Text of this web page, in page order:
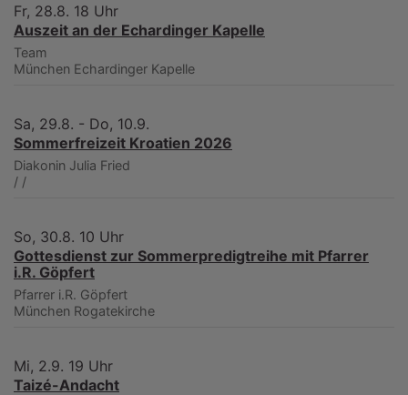
Fr, 28.8. 18 Uhr
Auszeit an der Echardinger Kapelle
Team
München Echardinger Kapelle
Sa, 29.8. - Do, 10.9.
Sommerfreizeit Kroatien 2026
Diakonin Julia Fried
/ /
So, 30.8. 10 Uhr
Gottesdienst zur Sommerpredigtreihe mit Pfarrer
i.R. Göpfert
Pfarrer i.R. Göpfert
München Rogatekirche
Mi, 2.9. 19 Uhr
Taizé-Andacht